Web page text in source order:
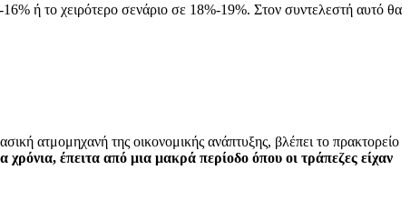
ή το χειρότερο σενάριο σε 18%-19%. Στον συντελεστή αυτό θα
ατμομηχανή της οικονομικής ανάπτυξης, βλέπει το πρακτορείο
έπειτα από μια μακρά περίοδο όπου οι τράπεζες είχαν